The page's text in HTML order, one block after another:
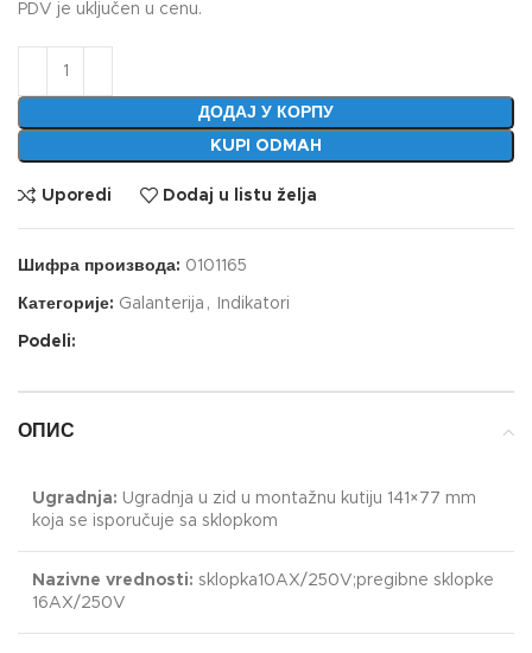
PDV je uključen u cenu.
ДОДАЈ У КОРПУ
KUPI ODMAH
Uporedi Dodaj u listu želja
Шифра производа: 0101165
Категорије: Galanterija , Indikatori
Podeli:
ОПИС
Ugradnja: Ugradnja u zid u montažnu kutiju 141×77 mm
koja se isporučuje sa sklopkom
Nazivne vrednosti: sklopka10AX/250V;pregibne sklopke
16AX/250V